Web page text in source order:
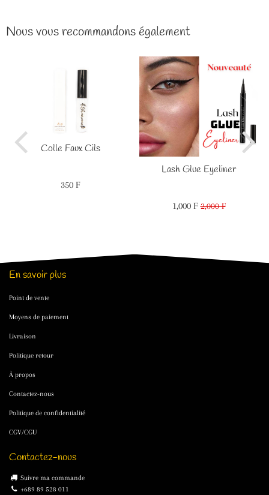
Nous vous recommandons également
Colle Faux Cils
Prix
350 F350
Lash Glue Eyeliner
Prix
1,000 F 1,000
Prix
2,000 F2,000
En savoir plus
Point de vente
Moyens de paiement
Livraison
Politique retour
À propos
Contactez-nous
Politique de confidentialité
CGV/CGU
Contactez-nous
Suivre ma commande
+689 89 528 011